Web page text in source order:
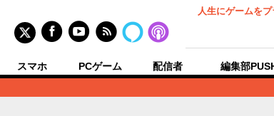
人生にゲームを
スマホ PCゲーム 配信者 編集部